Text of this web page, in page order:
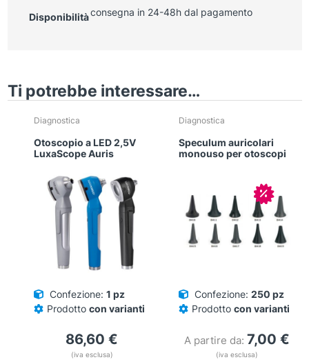
Disponibilitàconsegna in 24-48h dal pagamento
Ti potrebbe interessare…
Diagnostica
Otoscopio a LED 2,5V
LuxaScope Auris
Confezione: 1 pz
Prodotto con varianti
86,60 €
(iva esclusa)
Diagnostica
Speculum auricolari
monouso per otoscopi
In
Confezione: 250 pz
Prodotto con varianti
A partire da: 7,00 €
(iva esclusa)